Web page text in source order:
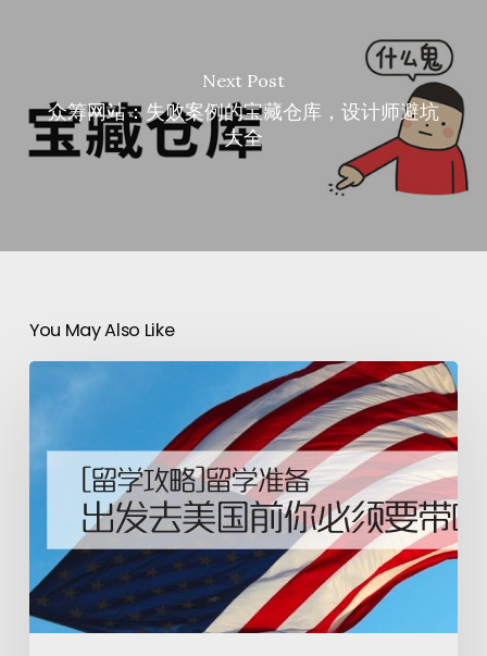
Next Post
众筹网站：失败案例的宝藏仓库，设计师避坑
大全
You May Also Like